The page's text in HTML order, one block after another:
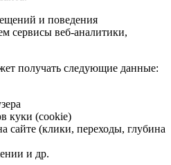
и поведения
сервисы веб-аналитики,
получать следующие данные:
куки (cookie)
сайте (клики, переходы, глубина
и др.